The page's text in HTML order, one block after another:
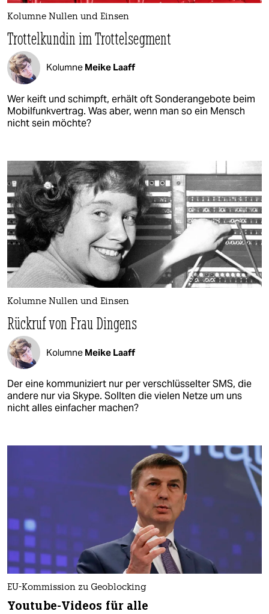
Kolumne Nullen und Einsen
Trottelkundin im Trottelsegment
Kolumne Meike Laaff
Wer keift und schimpft, erhält oft Sonderangebote beim
Mobilfunkvertrag. Was aber, wenn man so ein Mensch
nicht sein möchte?
Kolumne Nullen und Einsen
Rückruf von Frau Dingens
Kolumne Meike Laaff
Der eine kommuniziert nur per verschlüsselter SMS, die
andere nur via Skype. Sollten die vielen Netze um uns
nicht alles einfacher machen?
EU-Kommission zu Geoblocking
Youtube-Videos für alle